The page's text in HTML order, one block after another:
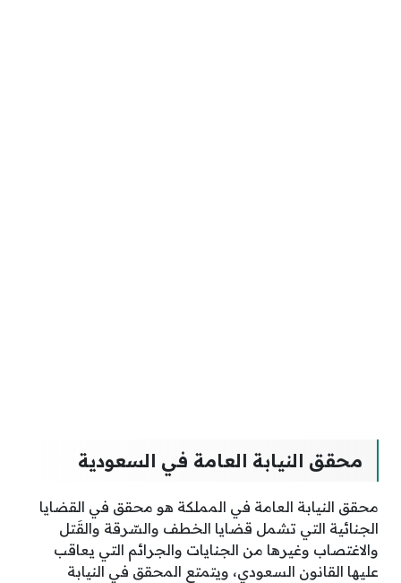
محقق النيابة العامة في السعودية
محقق النيابة العامة في المملكة هو محقق في القضايا
الجنائية التي تشمل قضايا الخطف والسّرقة والقَتل
والاغتصاب وغيرها من الجنايات والجرائم التي يعاقب
عليها القانون السعودي، ويتمتع المحقق في النيابة